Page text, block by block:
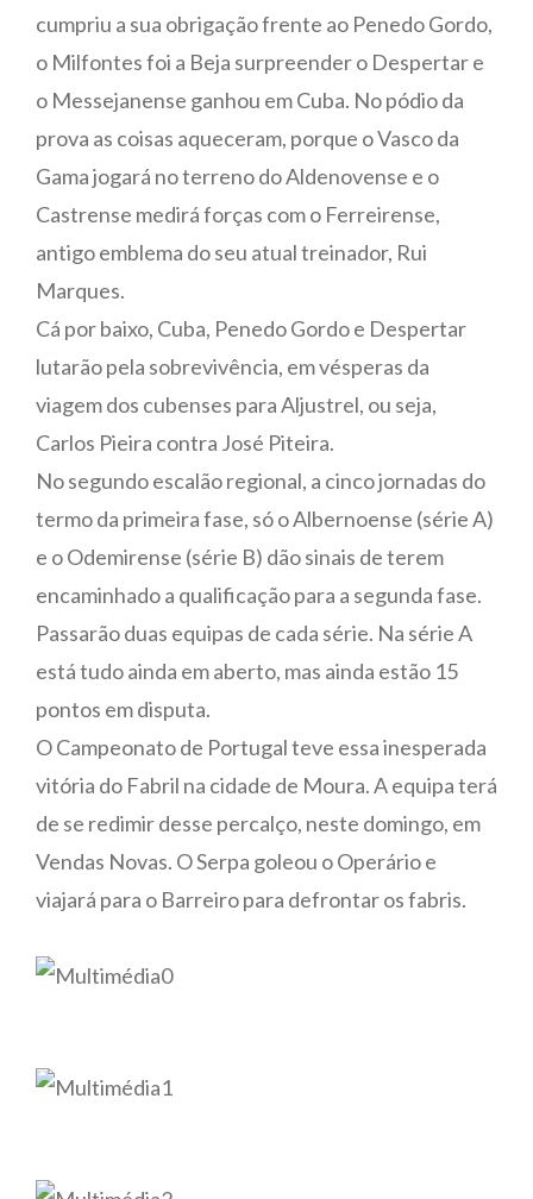
cumpriu a sua obrigação frente ao Penedo Gordo,
o Milfontes foi a Beja surpreender o Despertar e
o Messejanense ganhou em Cuba. No pódio da
prova as coisas aqueceram, porque o Vasco da
Gama jogará no terreno do Aldenovense e o
Castrense medirá forças com o Ferreirense,
antigo emblema do seu atual treinador, Rui
Marques.
Cá por baixo, Cuba, Penedo Gordo e Despertar
lutarão pela sobrevivência, em vésperas da
viagem dos cubenses para Aljustrel, ou seja,
Carlos Pieira contra José Piteira.
No segundo escalão regional, a cinco jornadas do
termo da primeira fase, só o Albernoense (série A)
e o Odemirense (série B) dão sinais de terem
encaminhado a qualificação para a segunda fase.
Passarão duas equipas de cada série. Na série A
está tudo ainda em aberto, mas ainda estão 15
pontos em disputa.
O Campeonato de Portugal teve essa inesperada
vitória do Fabril na cidade de Moura. A equipa terá
de se redimir desse percalço, neste domingo, em
Vendas Novas. O Serpa goleou o Operário e
viajará para o Barreiro para defrontar os fabris.